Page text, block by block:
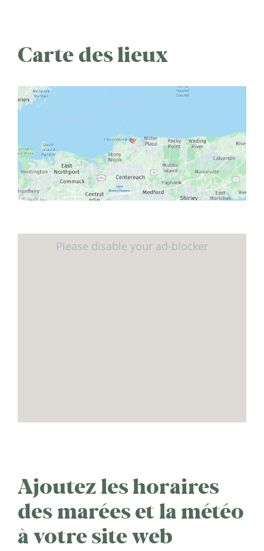
Carte des lieux
Ajoutez les horaires
des marées et la météo
à votre site web